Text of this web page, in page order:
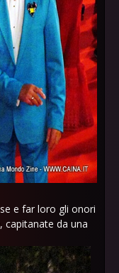
e far loro gli onori
capitanate da una